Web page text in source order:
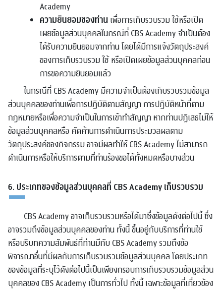
Academy
ความยินยอมของท่าน เพื่อการเก็บรวบรวม ใช้หรือเปิด
เผยข้อมูลส่วนบุคคลในกรณีที่ CBS Academy จำเป็นต้อง
ได้รับความยินยอมจากท่าน โดยได้มีการแจ้งวัตถุประสงค์
ของการเก็บรวบรวม ใช้ หรือเปิดเผยข้อมูลส่วนบุคคลก่อน
การขอความยินยอมแล้ว
ในกรณีที่ CBS Academy มีความจำเป็นต้องเก็บรวบรวมข้อมูล
ส่วนบุคคลของท่านเพื่อการปฏิบัติตามสัญญา การปฏิบัติหน้าที่ตาม
กฎหมายหรือเพื่อความจำเป็นในการเข้าทำสัญญา หากท่านปฏิเสธไม่ให้
ข้อมูลส่วนบุคคลหรือ คัดค้านการดำเนินการประมวลผลตาม
วัตถุประสงค์ของกิจกรรม อาจมีผลทำให้ CBS Academy ไม่สามารถ
ดำเนินการหรือให้บริการตามที่ท่านร้องขอได้ทั้งหมดหรือบางส่วน
6. ประเภทของข้อมูลส่วนบุคคลที่ CBS Academy เก็บรวบรวม
CBS Academy อาจเก็บรวบรวมหรือได้มาซึ่งข้อมูลดังต่อไปนี้ ซึ่ง
อาจรวมถึงข้อมูลส่วนบุคคลของท่าน ทั้งนี้ ขึ้นอยู่กับบริการที่ท่านใช้
หรือบริบทความสัมพันธ์ที่ท่านมีกับ CBS Academy รวมถึงข้อ
พิจารณาอื่นที่มีผลกับการเก็บรวบรวมข้อมูลส่วนบุคคล โดยประเภท
ของข้อมูลที่ระบุไว้ดังต่อไปนี้เป็นเพียงกรอบการเก็บรวบรวมข้อมูลส่วน
บุคคลของ CBS Academy เป็นการทั่วไป ทั้งนี้ เฉพาะข้อมูลที่เกี่ยวข้อง